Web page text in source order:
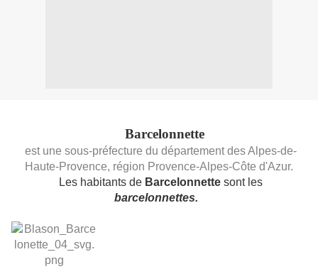
Barcelonnette
est une sous-préfecture du département des Alpes-de-
Haute-Provence, région Provence-Alpes-Côte d'Azur.
Les habitants de Barcelonnette sont les
barcelonnettes.